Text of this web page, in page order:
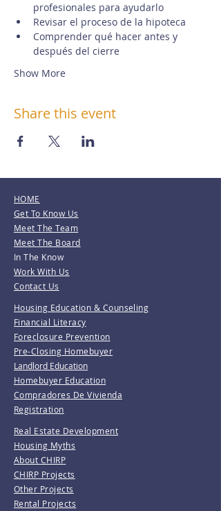
profesionales para ayudarlo
Revisar el proceso de la hipoteca
Comprender qué hacer antes y
después del cierre
Show More
Share this event
HOME
Get To Know Us
Meet The Team
Meet The Board
In The Know
Work With Us
Contact Us
Housing Education & Counseling
Financial Literacy
Foreclosure Prevention
Pre-Closing Homebuyer
Landlord Education
Homebuyer Education
Compradores De Vivienda
Registration
Real Estate Development
Housing Myths
About CHIRP
CHIRP Projects
Other Projects
Rental Projects